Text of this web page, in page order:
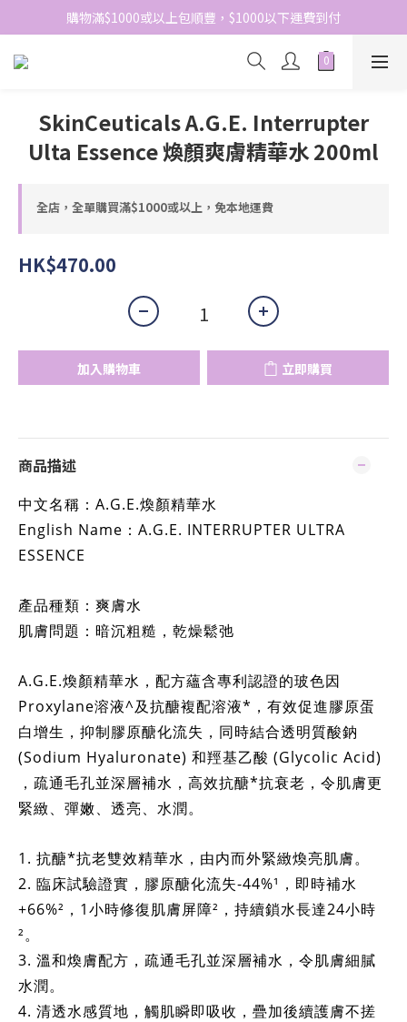
網站免費登記會員，會員優惠價於結帳時自動扣減
購物滿$1000或以上包順豐，$1000以下運費到付
網站免費登記會員，會員優惠價於結帳時自動扣減
SkinCeuticals A.G.E. Interrupter
Ulta Essence 煥顏爽膚精華水 200ml
全店，全單購買滿$1000或以上，免本地運費
HK$470.00
加入購物車 立即購買
商品描述
中文名稱：A.G.E.煥顏精華水
English Name：A.G.E. INTERRUPTER ULTRA
ESSENCE
產品種類：爽膚水
肌膚問題：暗沉粗糙，乾燥鬆弛
A.G.E.煥顏精華水，配方蘊含專利認證的玻色因
Proxylane溶液^及抗醣複配溶液*，有效促進膠原蛋
白增生，抑制膠原醣化流失，同時結合透明質酸鈉
(Sodium Hyaluronate) 和羥基乙酸 (Glycolic Acid)
，疏通毛孔並深層補水，高效抗醣*抗衰老，令肌膚更
緊緻、彈嫩、透亮、水潤。
1. 抗醣*抗老雙效精華水，由内而外緊緻煥亮肌膚。
2. 臨床試驗證實，膠原醣化流失-44%¹，即時補水
+66%²，1小時修復肌膚屏障²，持續鎖水長達24小時
²。
3. 溫和煥膚配方，疏通毛孔並深層補水，令肌膚細膩
水潤。
4. 清透水感質地，觸肌瞬即吸收，疊加後續護膚不搓